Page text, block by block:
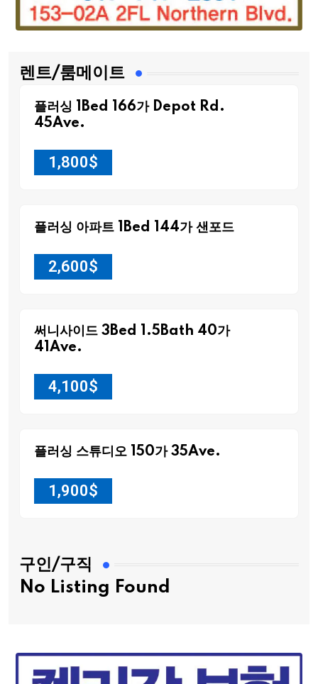
렌트/룸메이트
플러싱 1Bed 166가 Depot Rd.
45Ave.
1,800$
플러싱 아파트 1Bed 144가 샌포드
2,600$
써니사이드 3Bed 1.5Bath 40가
41Ave.
4,100$
플러싱 스튜디오 150가 35Ave.
1,900$
구인/구직
No Listing Found